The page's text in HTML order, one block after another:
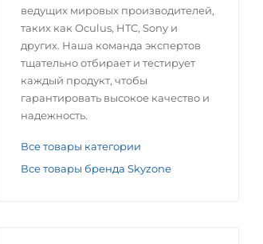
ведущих мировых производителей,
таких как Oculus, HTC, Sony и
других. Наша команда экспертов
тщательно отбирает и тестирует
каждый продукт, чтобы
гарантировать высокое качество и
надежность.
Все товары категории
Все товары бренда Skyzone